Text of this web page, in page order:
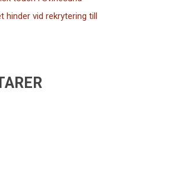
hinder vid rekrytering till